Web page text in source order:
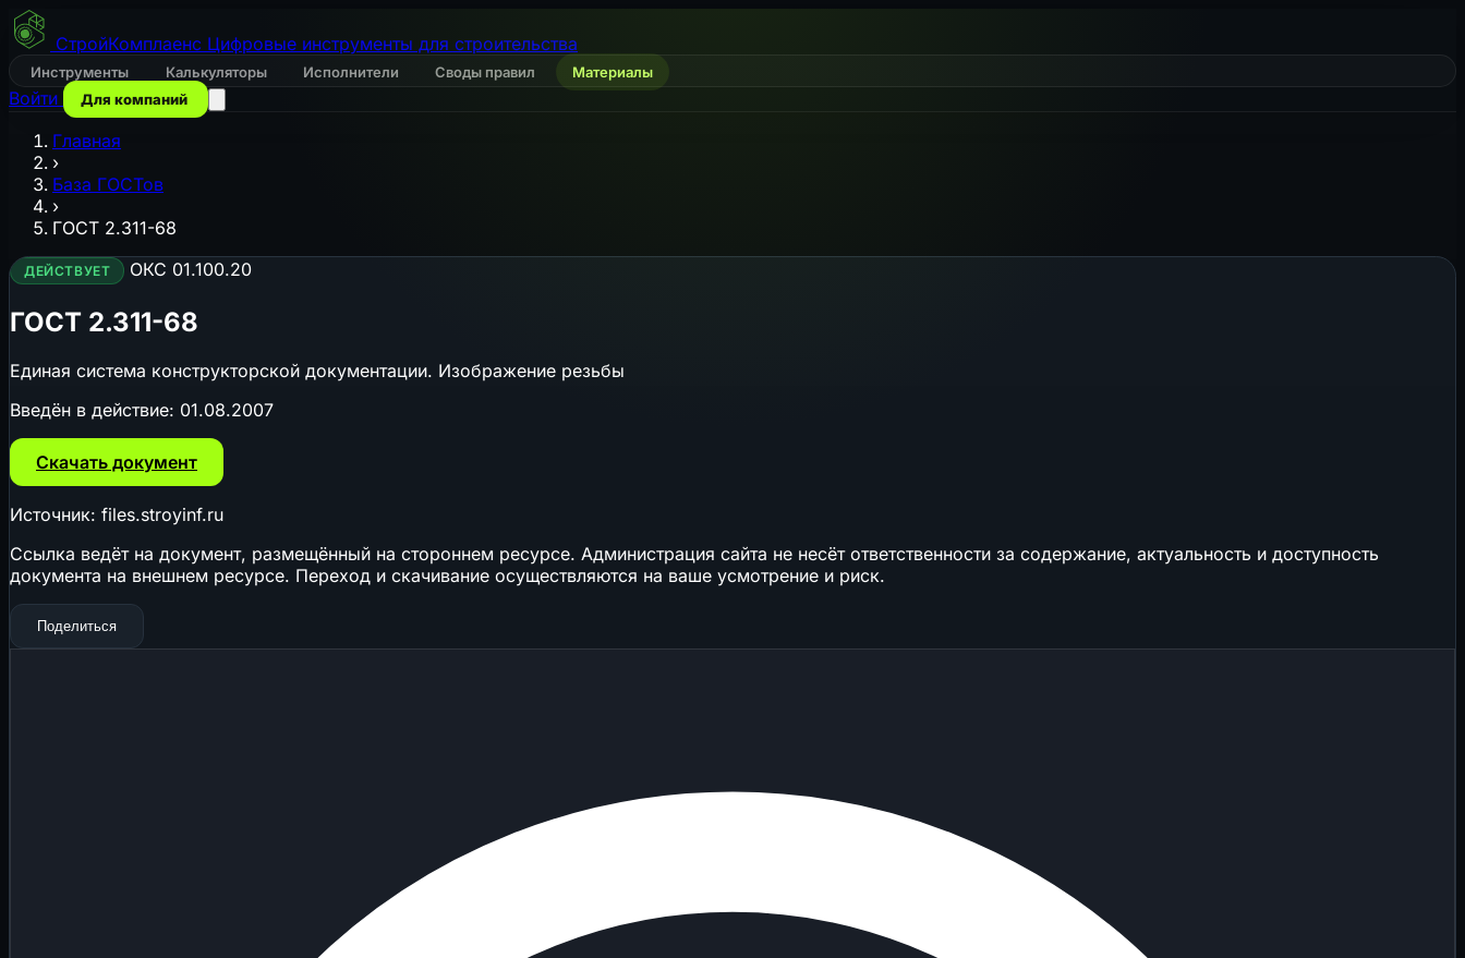
СтройКомплаенс Цифровые инструменты для строительства
Инструменты Калькуляторы Исполнители Своды правил Материалы
Войти Для компаний
Главная
›
База ГОСТов
›
ГОСТ 2.311-68
ДЕЙСТВУЕТ ОКС 01.100.20
ГОСТ 2.311-68
Единая система конструкторской документации. Изображение резьбы
Введён в действие: 01.08.2007
Скачать документ
Источник: files.stroyinf.ru
Ссылка ведёт на документ, размещённый на стороннем ресурсе. Администрация сайта не несёт ответственности за содержание, актуальность и доступность
документа на внешнем ресурсе. Переход и скачивание осуществляются на ваше усмотрение и риск.
Поделиться